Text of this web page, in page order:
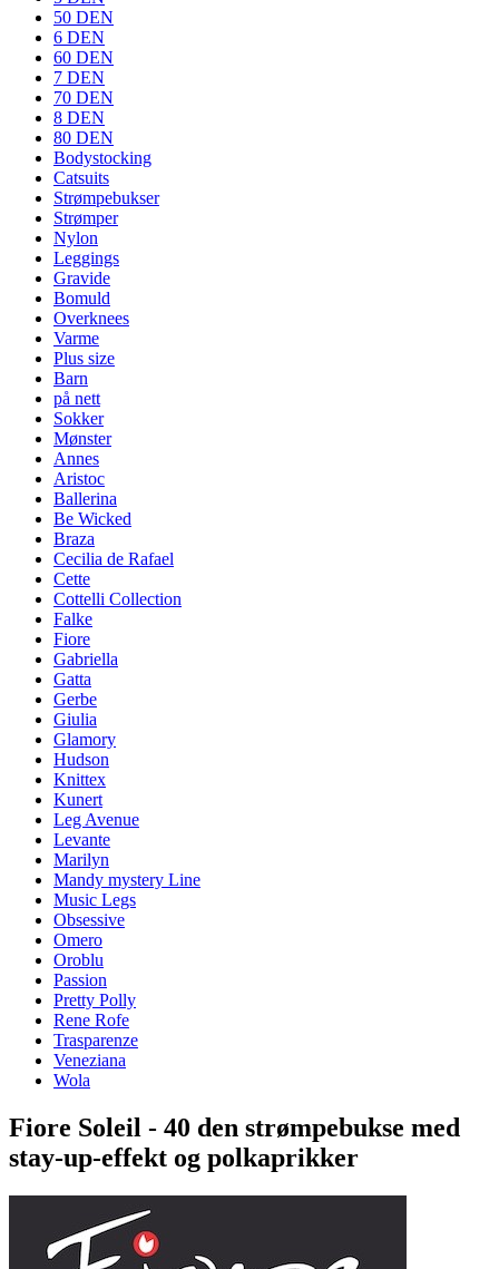
50 DEN
6 DEN
60 DEN
7 DEN
70 DEN
8 DEN
80 DEN
Bodystocking
Catsuits
Strømpebukser
Strømper
Nylon
Leggings
Gravide
Bomuld
Overknees
Varme
Plus size
Barn
på nett
Sokker
Mønster
Annes
Aristoc
Ballerina
Be Wicked
Braza
Cecilia de Rafael
Cette
Cottelli Collection
Falke
Fiore
Gabriella
Gatta
Gerbe
Giulia
Glamory
Hudson
Knittex
Kunert
Leg Avenue
Levante
Marilyn
Mandy mystery Line
Music Legs
Obsessive
Omero
Oroblu
Passion
Pretty Polly
Rene Rofe
Trasparenze
Veneziana
Wola
Fiore Soleil - 40 den strømpebukse med
stay-up-effekt og polkaprikker